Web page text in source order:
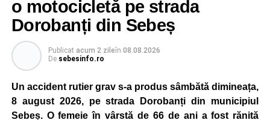
reprezentanții ISU Alba.
Adaugă-ne ca sursă preferată
Urmărește-ne pe Google News
o motocicletă pe strada
Dorobanți din Sebeș
Publicat acum 2 zileîn 08.08.2026
De sebesinfo.ro
Un accident rutier grav s-a produs sâmbătă dimineața,
8 august 2026, pe strada Dorobanți din municipiul
Sebeș. O femeie în vârstă de 66 de ani a fost rănită